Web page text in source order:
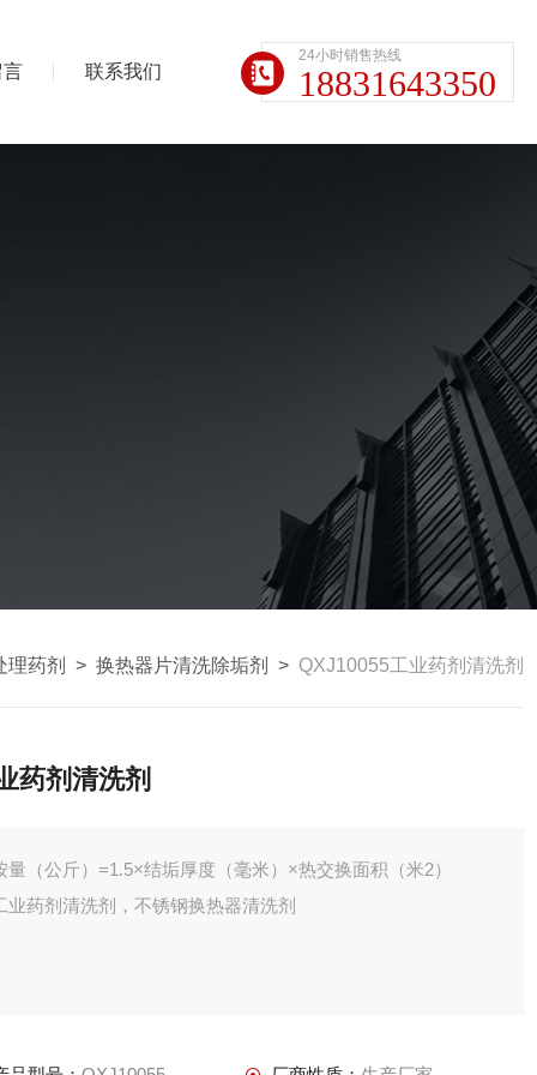
言 联系我们
24小时销售热线
18831643350
理药剂 > 换热器片清洗除垢剂 > QXJ10055工业药剂清洗剂
药剂清洗剂
量（公斤）=1.5×结垢厚度（毫米）×热交换面积（米2）
业药剂清洗剂，不锈钢换热器清洗剂